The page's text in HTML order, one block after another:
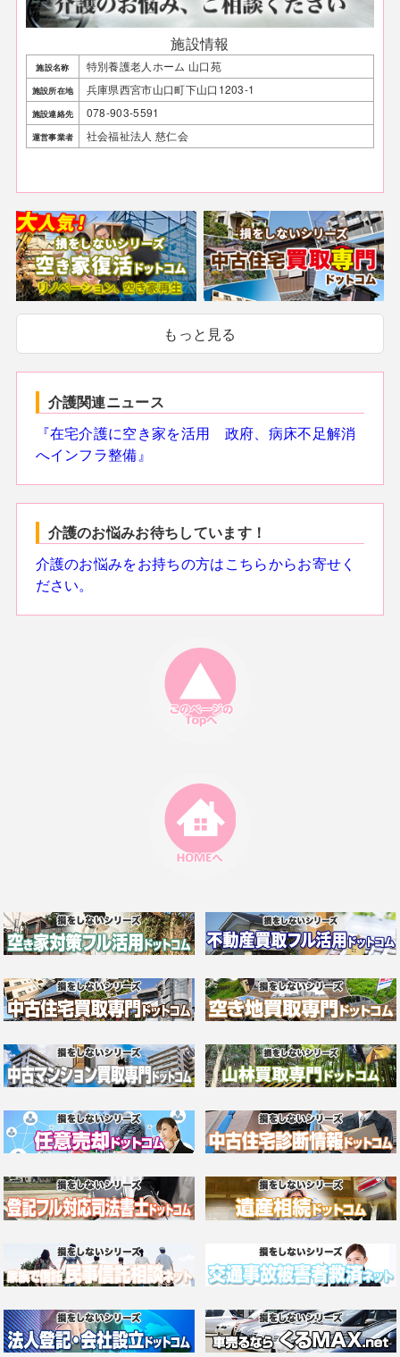
施設情報
施設名称 特別養護老人ホーム 山口苑
施設所在地 兵庫県西宮市山口町下山口1203-1
施設連絡先 078-903-5591
運営事業者 社会福祉法人 慈仁会
もっと見る
介護関連ニュース
『在宅介護に空き家を活用 政府、病床不足解消
へインフラ整備』
介護のお悩みお待ちしています！
介護のお悩みをお持ちの方はこちらからお寄せく
ださい。